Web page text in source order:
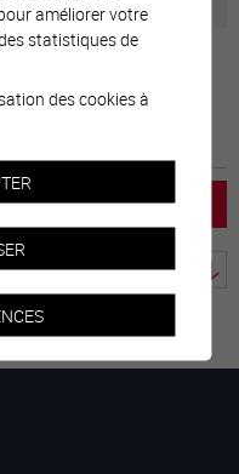
légales
améliorer votre
statistiques de
des cookies à